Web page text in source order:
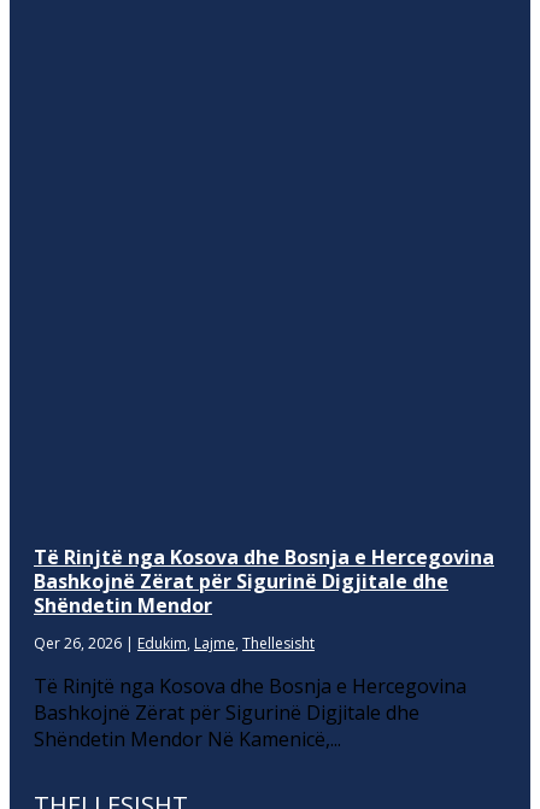
Të Rinjtë nga Kosova dhe Bosnja e Hercegovina
Bashkojnë Zërat për Sigurinë Digjitale dhe
Shëndetin Mendor
Qer 26, 2026 | Edukim, Lajme, Thellesisht
Të Rinjtë nga Kosova dhe Bosnja e Hercegovina
Bashkojnë Zërat për Sigurinë Digjitale dhe
Shëndetin Mendor Në Kamenicë,...